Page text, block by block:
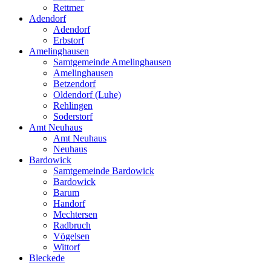
Rettmer
Adendorf
Adendorf
Erbstorf
Amelinghausen
Samtgemeinde Amelinghausen
Amelinghausen
Betzendorf
Oldendorf (Luhe)
Rehlingen
Soderstorf
Amt Neuhaus
Amt Neuhaus
Neuhaus
Bardowick
Samtgemeinde Bardowick
Bardowick
Barum
Handorf
Mechtersen
Radbruch
Vögelsen
Wittorf
Bleckede